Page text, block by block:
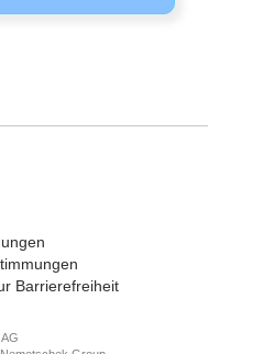
Barrierefreiheit